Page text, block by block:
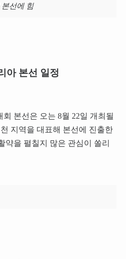
선에 힘
아 본선 일정
본선은 오는 8월 22일 개최될
지역을 대표해 본선에 진출한
약을 펼칠지 많은 관심이 쏠리